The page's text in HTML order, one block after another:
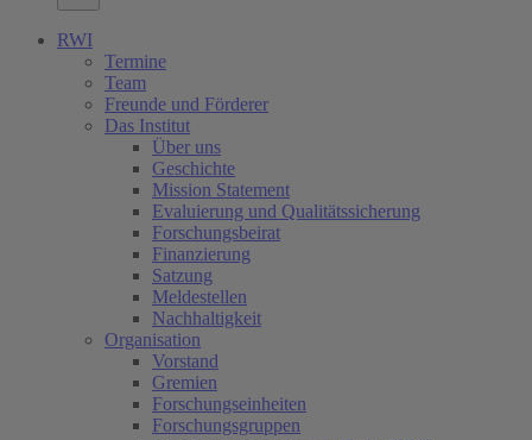
RWI
Termine
Team
Freunde und Förderer
Das Institut
Über uns
Geschichte
Mission Statement
Evaluierung und Qualitätssicherung
Forschungsbeirat
Finanzierung
Satzung
Meldestellen
Nachhaltigkeit
Organisation
Vorstand
Gremien
Forschungseinheiten
Forschungsgruppen